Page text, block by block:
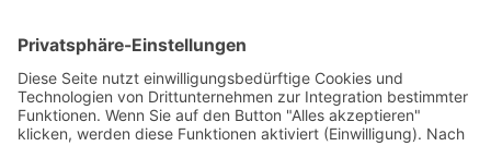
Fihalux Sonnenschutz
Zubehör
Präsentation